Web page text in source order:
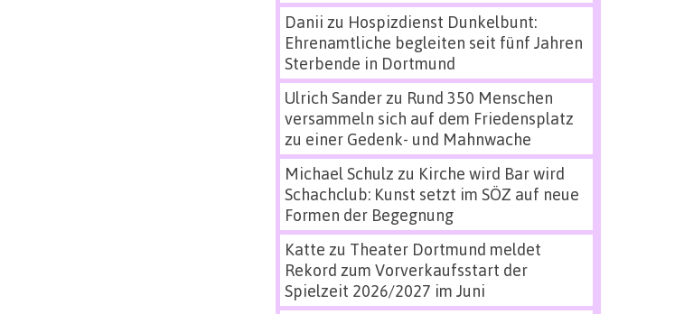
Danii zu Hospizdienst Dunkelbunt:
Ehrenamtliche begleiten seit fünf Jahren
Sterbende in Dortmund
Ulrich Sanderzu Rund 350 Menschen
versammeln sich auf dem Friedensplatz
zu einer Gedenk- und Mahnwache
Michael Schulz zu Kirche wird Bar wird
Schachclub: Kunst setzt im SÖZ auf neue
Formen der Begegnung
Katte zu Theater Dortmund meldet
Rekord zum Vorverkaufsstart der
Spielzeit 2026/2027 im Juni